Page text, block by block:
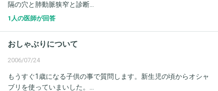
隔の穴と肺動脈狭窄と診断...
1人の医師が回答
おしゃぶりについて
2006/07/24
もうすぐ1歳になる子供の事で質問します。新生児の頃からオシャ
ブリを使っていまいした。...